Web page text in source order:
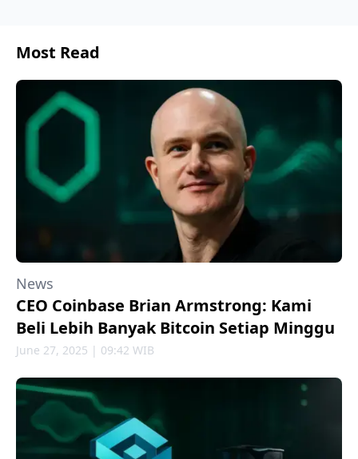
Most Read
News
CEO Coinbase Brian Armstrong: Kami
Beli Lebih Banyak Bitcoin Setiap Minggu
June 27, 2025 | 09:42 WIB